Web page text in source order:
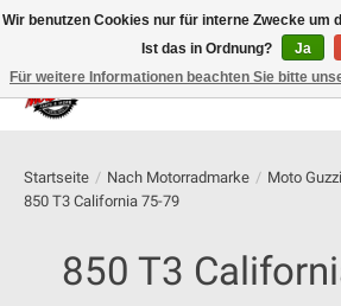
100% schweizer Onlineshop für Dein Motorrad
Startseite / Nach Motorradmarke / Moto Guzzi
850 T3 California 75-79
850 T3
Wir benutzen Cookies nur für interne Zwecke um
Ist das in Ordnung?
Ja
Für weitere Informationen beachten Sie bitte